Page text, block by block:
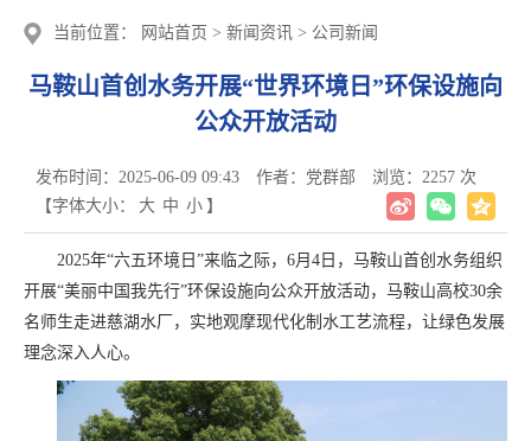
当前位置： 网站首页 > 新闻资讯 > 公司新闻
马鞍山首创水务开展“世界环境日”环保设施向
公众开放活动
发布时间：2025-06-09 09:43 作者：党群部 浏览： 2257 次
【字体大小：
大 中 小 】
2025年“六五环境日”来临之际，6月4日，马鞍山首创水务组织
开展“美丽中国我先行”环保设施向公众开放活动，马鞍山高校30余
名师生走进慈湖水厂，实地观摩现代化制水工艺流程，让绿色发展
理念深入人心。